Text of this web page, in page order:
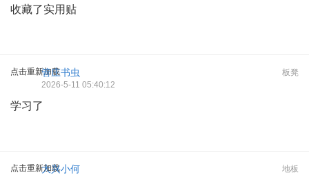
收藏了实用贴
点击重新加载 板凳
管庄书虫
2026-5-11 05:40:12
学习了
点击重新加载 地板
大兴小何